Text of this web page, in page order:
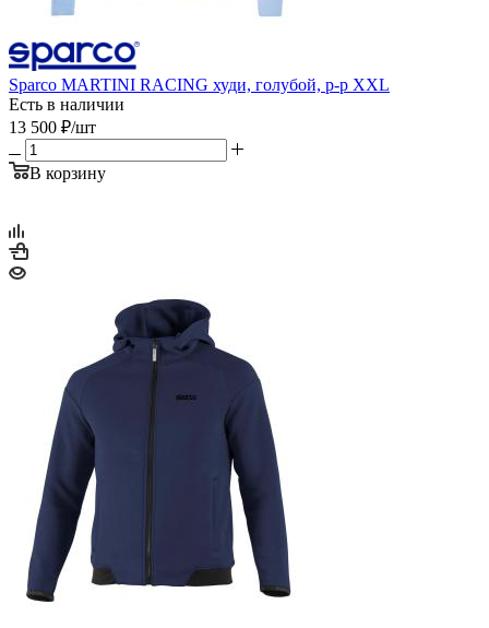
Sparco MARTINI RACING худи, голубой, р-р XXL
Есть в наличии
13 500 ₽/шт
В корзину